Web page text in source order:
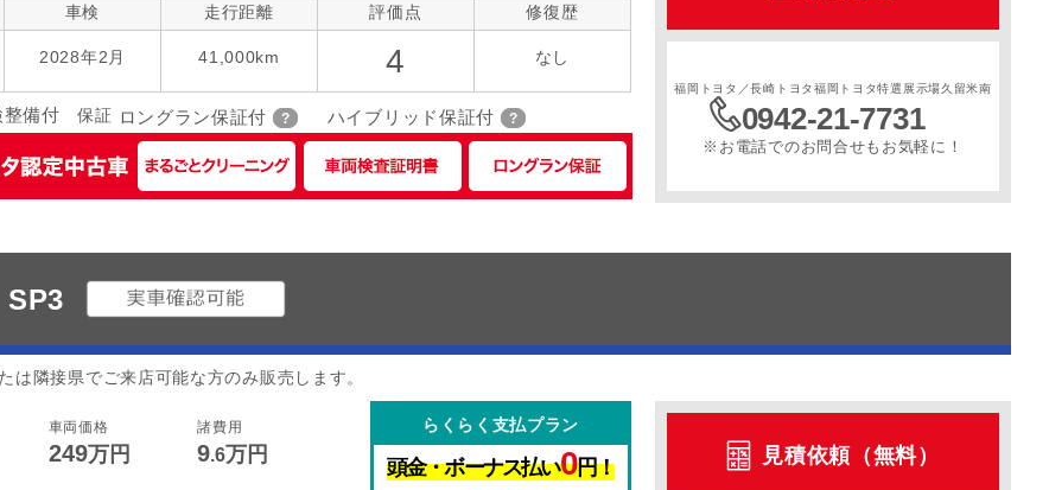
車検
2028年2月
走行距離
41,000km
評価点
4
修復歴
なし
整備付 保証 ロングラン保証付 ハイブリッド保証付
福岡トヨタ／長崎トヨタ福岡トヨタ特選展示場久留米南
0942-21-7731
※お電話でのお問合せもお気軽に！
接県でご来店可能な方のみ販売します。
車両価格
249万円
諸費用
9.6万円
らくらく支払プラン
頭金・ボーナス払い0円！ 見積依頼（無料）